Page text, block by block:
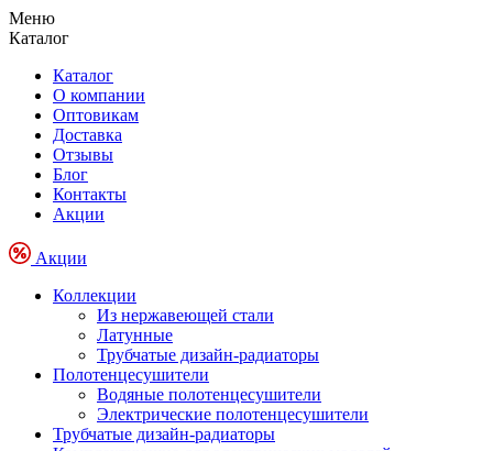
Меню
Каталог
Каталог
О компании
Оптовикам
Доставка
Отзывы
Блог
Контакты
Акции
Акции
Коллекции
Из нержавеющей стали
Латунные
Трубчатые дизайн-радиаторы
Полотенцесушители
Водяные полотенцесушители
Электрические полотенцесушители
Трубчатые дизайн-радиаторы